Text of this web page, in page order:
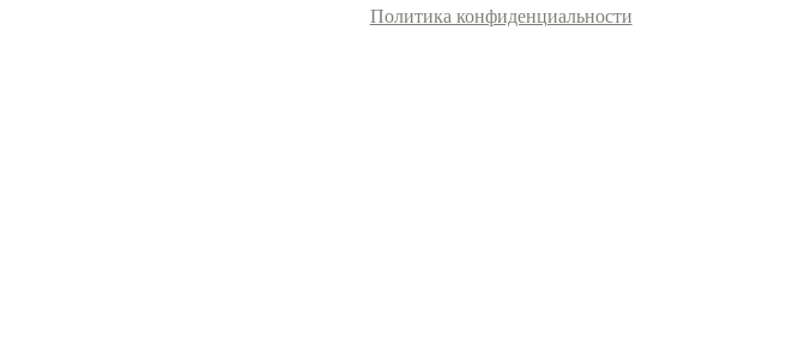
Политика конфиденциальности